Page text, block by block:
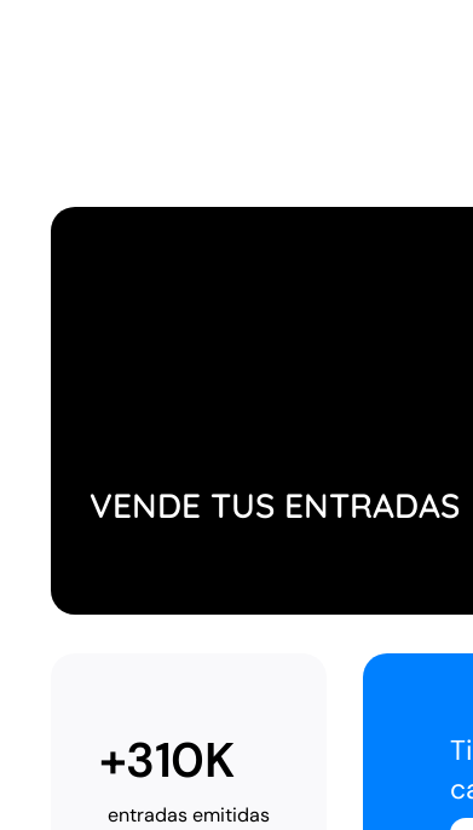
VENDE TUS ENTRADAS
+310K
entradas emitidas